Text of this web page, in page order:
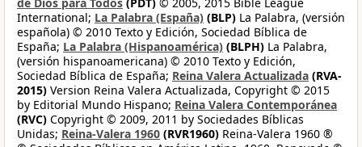
International; La Palabra (España) (BLP) La Palabra, (versión
española) © 2010 Texto y Edición, Sociedad Bíblica de
España; La Palabra (Hispanoamérica) (BLPH) La Palabra,
(versión hispanoamericana) © 2010 Texto y Edición,
Sociedad Bíblica de España; Reina Valera Actualizada (RVA-
2015) Version Reina Valera Actualizada, Copyright © 2015
by Editorial Mundo Hispano; Reina Valera Contemporánea
(RVC) Copyright © 2009, 2011 by Sociedades Bíblicas
Unidas; Reina-Valera 1960 (RVR1960) Reina-Valera 1960 ®